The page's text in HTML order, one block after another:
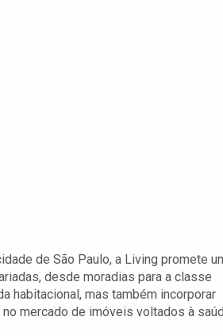
de São Paulo, a Living promete
desde moradias para a classe
habitacional, mas também incorporar
mercado de imóveis voltados à